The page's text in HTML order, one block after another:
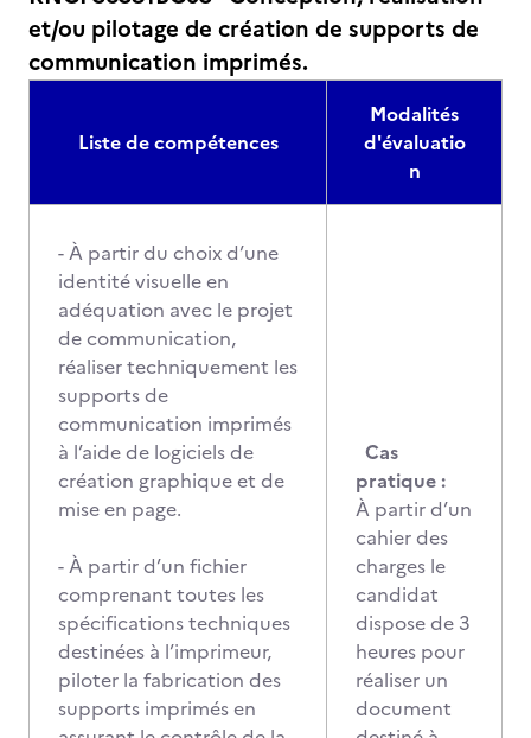
et/ou pilotage de création de supports de
communication imprimés.
Liste de compétences
Modalités
d'évaluatio
n
- À partir du choix d’une
identité visuelle en
adéquation avec le projet
de communication,
réaliser techniquement les
supports de
communication imprimés
à l’aide de logiciels de
création graphique et de
mise en page.
- À partir d’un fichier
comprenant toutes les
spécifications techniques
destinées à l’imprimeur,
piloter la fabrication des
supports imprimés en
Cas
pratique :
À partir d’un
cahier des
charges le
candidat
dispose de 3
heures pour
réaliser un
document